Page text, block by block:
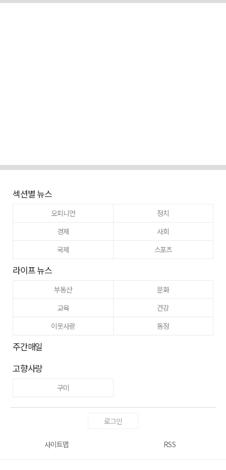
섹션별 뉴스
오피니언
정치
경제
사회
국제
스포츠
라이프 뉴스
부동산
문화
교육
건강
이웃사랑
동정
주간매일
고향사랑
구미
로그인
사이트맵 RSS